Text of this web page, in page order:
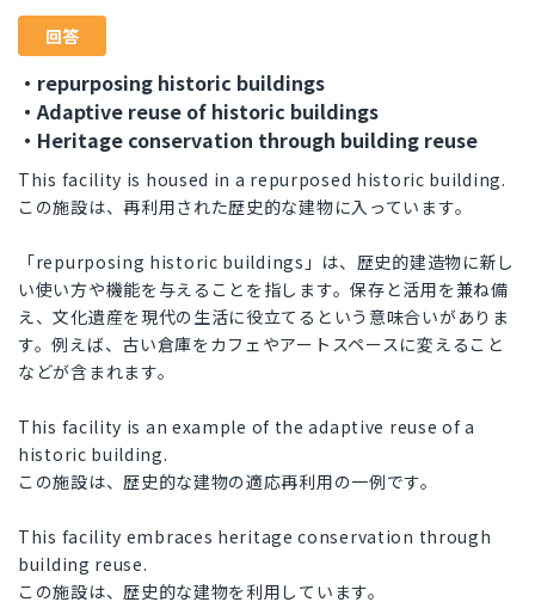
回答
・repurposing historic buildings
・Adaptive reuse of historic buildings
・Heritage conservation through building reuse
This facility is housed in a repurposed historic building.
この施設は、再利用された歴史的な建物に入っています。
「repurposing historic buildings」は、歴史的建造物に新し
い使い方や機能を与えることを指します。保存と活用を兼ね備
え、文化遺産を現代の生活に役立てるという意味合いがありま
す。例えば、古い倉庫をカフェやアートスペースに変えること
などが含まれます。
This facility is an example of the adaptive reuse of a
historic building.
この施設は、歴史的な建物の適応再利用の一例です。
This facility embraces heritage conservation through
building reuse.
この施設は、歴史的な建物を利用しています。